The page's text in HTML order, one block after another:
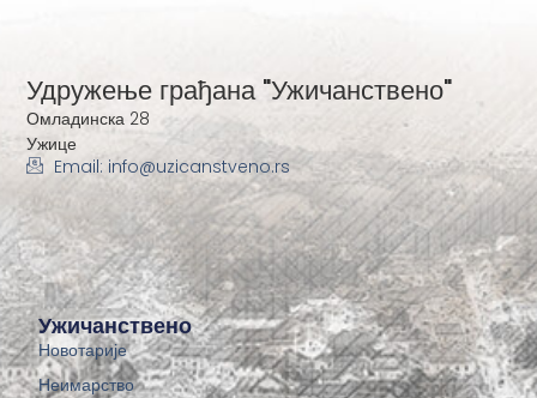
Ужичанствено
Новотарије
Неимарство
Удружење грађана "Ужичанствено"
Омладинска 28
Ужице
Email: info@uzicanstveno.rs